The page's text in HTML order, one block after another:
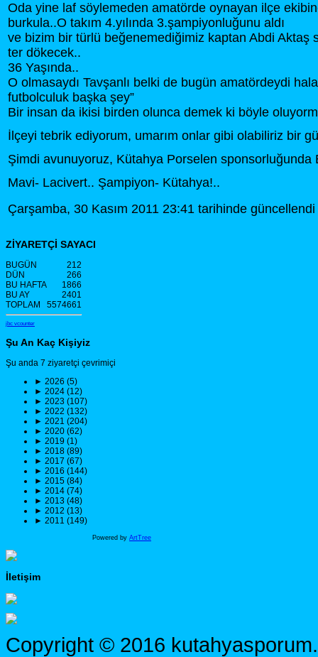
Oda yine laf söylemeden amatörde oynayan ilçe
burkula..O takım 4.yılında 3.şampiyonluğunu aldı
ve bizim bir türlü beğenemediğimiz kaptan Abdi Aktaş
ter dökecek..
36 Yaşında..
O olmasaydı Tavşanlı belki de bugün amatördeydi
futbolculuk başka şey”
Bir insan da ikisi birden olunca demek ki böyle
İlçeyi tebrik ediyorum, umarım onlar gibi olabiliriz bir
Şimdi avunuyoruz, Kütahya Porselen sponsorluğunda
Mavi- Lacivert.. Şampiyon- Kütahya!..
Çarşamba, 30 Kasım 2011 23:41 tarihinde güncellendi
ZİYARETÇİ SAYACI
BUGÜN
212
DÜN
266
BU HAFTA
1866
BU AY
2401
TOPLAM
5574661
jbc vcounter
Şu An Kaç Kişiyiz
Şu anda 7 ziyaretçi çevrimiçi
► 2026 (5)
► 2024 (12)
► 2023 (107)
► 2022 (132)
► 2021 (204)
► 2020 (62)
► 2019 (1)
► 2018 (89)
► 2017 (67)
► 2016 (144)
► 2015 (84)
► 2014 (74)
► 2013 (48)
► 2012 (13)
► 2011 (149)
Powered by ArtTree
İletişim
Copyright © 2016